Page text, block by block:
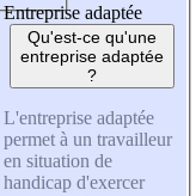
Entreprise adaptée
Qu'est-ce qu'une
entreprise adaptée
?
L'entreprise adaptée
permet à un travailleur
en situation de
handicap d'exercer